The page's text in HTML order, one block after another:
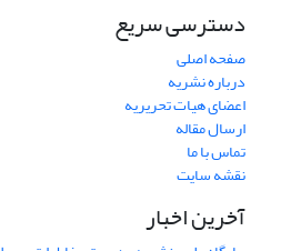
دسترسی سریع
صفحه اصلی
درباره نشریه
اعضای هیات تحریریه
ارسال مقاله
تماس با ما
نقشه سایت
آخرین اخبار